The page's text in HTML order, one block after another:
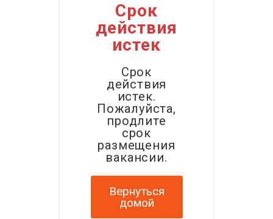
Срок
действия
истек
Срок
действия
истек.
Пожалуйста,
продлите
срок
размещения
вакансии.
Вернуться
домой